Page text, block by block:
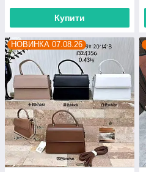
Купити
НОВИНКА 07.08.26